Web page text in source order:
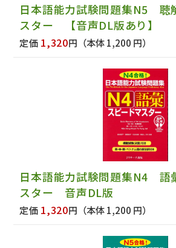
日本語能力試験問題集N5
スター 【音声DL版あり】
定価 1,320円 （本体 1,200 円）
日本語能力試験問題集N4
スター 音声DL版
定価 1,320円 （本体 1,200 円）